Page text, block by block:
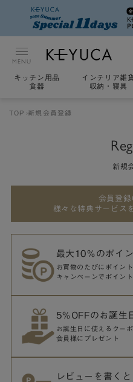
MENU
キッチン用品
食器
インテリア雑
収納・寝具
TOP 新規会員登録
新規
会員登録
様々な特典サービス
最大10％のポイ
お買物のたびにポイント
キャンペーンでポイン
5％OFFのお誕生
お誕生日に使えるクー
会員様にプレゼント
レビューを書くと